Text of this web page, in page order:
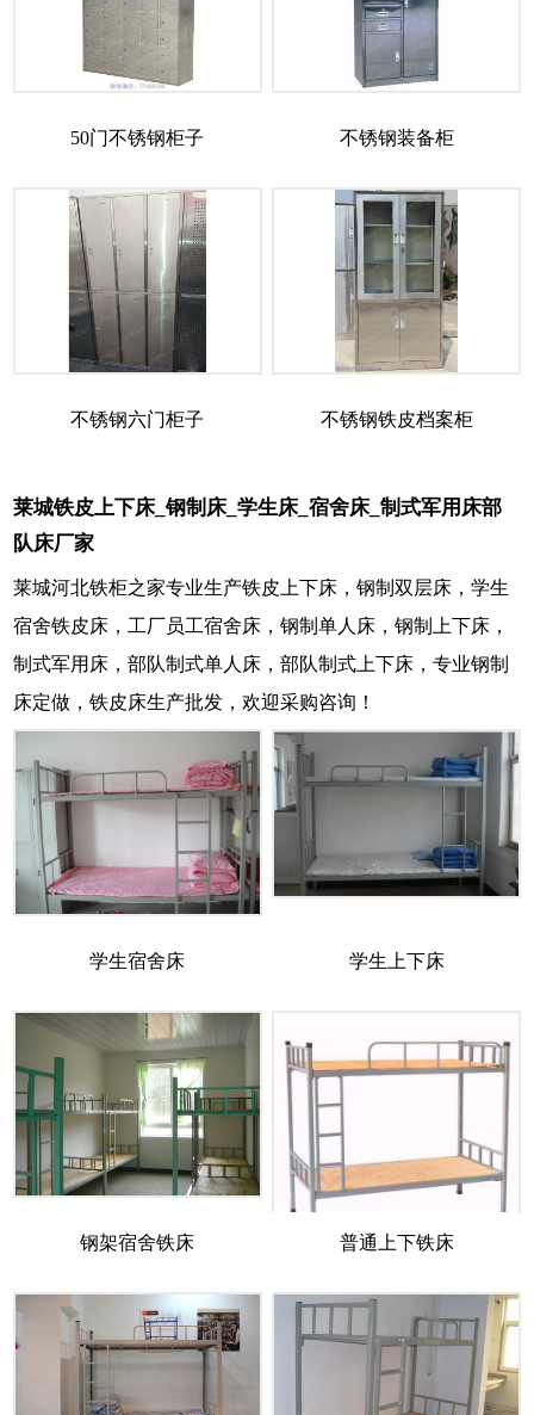
50门不锈钢柜子 不锈钢装备柜
不锈钢六门柜子 不锈钢铁皮档案柜
莱城铁皮上下床_钢制床_学生床_宿舍床_制式军用床部
队床厂家
莱城河北铁柜之家专业生产铁皮上下床，钢制双层床，学生
宿舍铁皮床，工厂员工宿舍床，钢制单人床，钢制上下床，
制式军用床，部队制式单人床，部队制式上下床，专业钢制
床定做，铁皮床生产批发，欢迎采购咨询！
学生宿舍床 学生上下床
钢架宿舍铁床 普通上下铁床